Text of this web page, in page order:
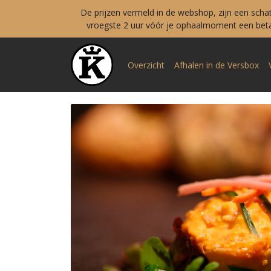
De prijzen vermeld in de webshop, zijn een
vroegste 2 uur vóór je ophaalmoment een
Overzicht Afhalen in de Versbox